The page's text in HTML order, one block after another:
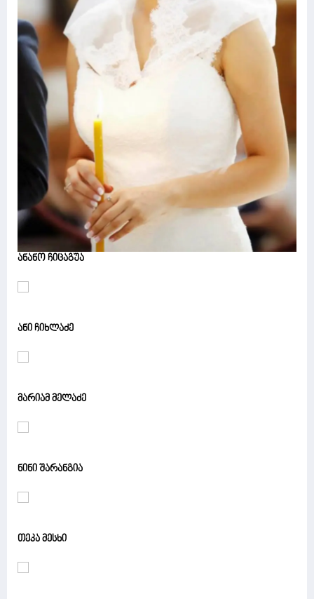
ანანო ჩიცაგუა
ანი ჩიხლაძე
მარიამ მელაძე
ნინი შარანგია
თეკა მესხი